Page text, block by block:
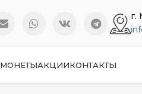
г.
МОНЕТЫАКЦИИКОНТАКТЫ